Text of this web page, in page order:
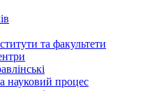
та факультети
науковий процес